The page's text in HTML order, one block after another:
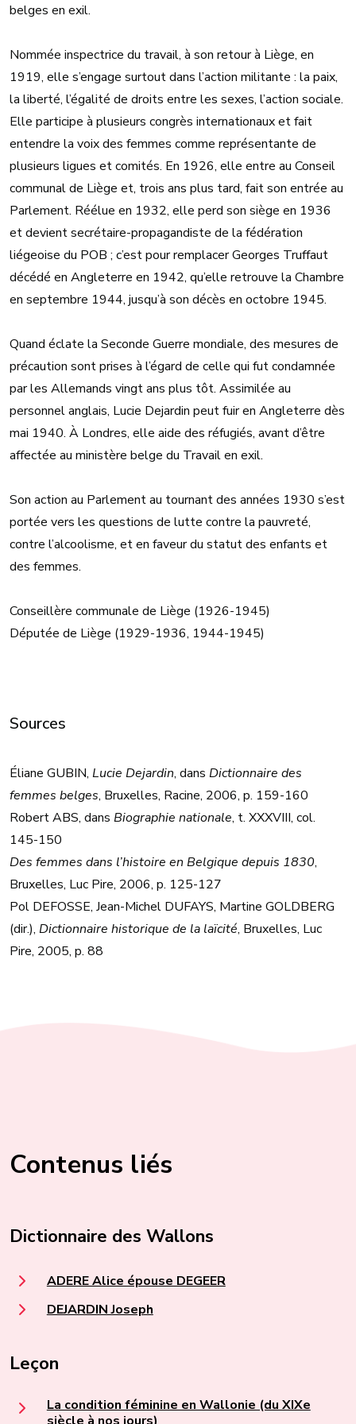
belges en exil.
Nommée inspectrice du travail, à son retour à Liège, en
1919, elle s’engage surtout dans l’action militante : la paix,
la liberté, l’égalité de droits entre les sexes, l’action sociale.
Elle participe à plusieurs congrès internationaux et fait
entendre la voix des femmes comme représentante de
plusieurs ligues et comités. En 1926, elle entre au Conseil
communal de Liège et, trois ans plus tard, fait son entrée au
Parlement. Réélue en 1932, elle perd son siège en 1936
et devient secrétaire-propagandiste de la fédération
liégeoise du POB ; c’est pour remplacer Georges Truffaut
décédé en Angleterre en 1942, qu’elle retrouve la Chambre
en septembre 1944, jusqu’à son décès en octobre 1945.
Quand éclate la Seconde Guerre mondiale, des mesures de
précaution sont prises à l’égard de celle qui fut condamnée
par les Allemands vingt ans plus tôt. Assimilée au
personnel anglais, Lucie Dejardin peut fuir en Angleterre dès
mai 1940. À Londres, elle aide des réfugiés, avant d’être
affectée au ministère belge du Travail en exil.
Son action au Parlement au tournant des années 1930 s’est
portée vers les questions de lutte contre la pauvreté,
contre l’alcoolisme, et en faveur du statut des enfants et
des femmes.
Conseillère communale de Liège (1926-1945)
Députée de Liège (1929-1936, 1944-1945)
Sources
Éliane GUBIN, Lucie Dejardin, dans Dictionnaire des
femmes belges, Bruxelles, Racine, 2006, p. 159-160
Robert ABS, dans Biographie nationale, t. XXXVIII, col.
145-150
Des femmes dans l’histoire en Belgique depuis 1830,
Bruxelles, Luc Pire, 2006, p. 125-127
Pol DEFOSSE, Jean-Michel DUFAYS, Martine GOLDBERG
(dir.), Dictionnaire historique de la laïcité, Bruxelles, Luc
Pire, 2005, p. 88
Contenus liés
Dictionnaire des Wallons
ADERE Alice épouse DEGEER
DEJARDIN Joseph
Leçon
La condition féminine en Wallonie (du XIXe